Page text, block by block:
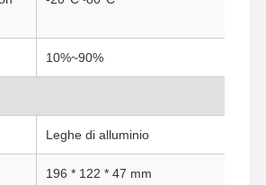
10%~90%
Leghe di alluminio
196 * 122 * 47 mm